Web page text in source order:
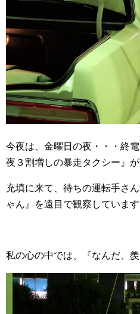
今夜は、金曜日の夜・・・終
夜３割増しの暴走タクシー』が
充填に来て、待ちの運転手さ
ゃん』を遠目で観察しています
私の心の中では、『なんだ、